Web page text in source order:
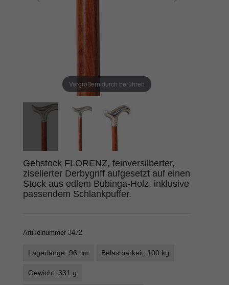
Vergrößern durch berühren
Gehstock FLORENZ, feinversilberter,
ziselierter Derbygriff aufgesetzt auf einen
Stock aus edlem Bubinga-Holz, inklusive
passendem Schlankpuffer.
Artikelnummer 3472
Lagerlänge: 96 cm Belastbarkeit: 100 kg
Gewicht: 331 g